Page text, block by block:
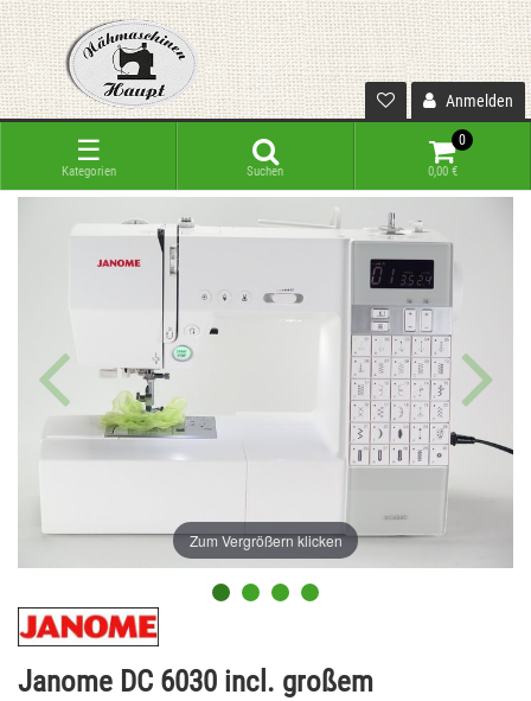
Anmelden
☰
Kategorien Suchen
0
0,00 €
Zum Vergrößern klicken
Janome DC 6030 incl. großem